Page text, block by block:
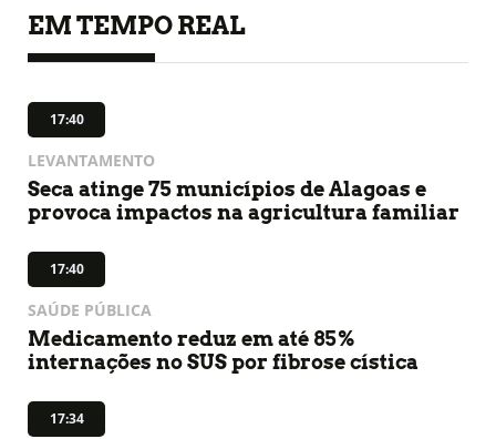
EM TEMPO REAL
17:40
LEVANTAMENTO
Seca atinge 75 municípios de Alagoas e
provoca impactos na agricultura familiar
17:40
SAÚDE PÚBLICA
Medicamento reduz em até 85%
internações no SUS por fibrose cística
17:34